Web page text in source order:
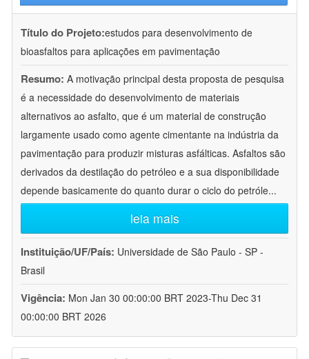
Título do Projeto:estudos para desenvolvimento de
bioasfaltos para aplicações em pavimentação
Resumo: A motivação principal desta proposta de pesquisa
é a necessidade do desenvolvimento de materiais
alternativos ao asfalto, que é um material de construção
largamente usado como agente cimentante na indústria da
pavimentação para produzir misturas asfálticas. Asfaltos são
derivados da destilação do petróleo e a sua disponibilidade
depende basicamente do quanto durar o ciclo do petróle...
leia mais
Instituição/UF/País: Universidade de São Paulo - SP -
Brasil
Vigência: Mon Jan 30 00:00:00 BRT 2023-Thu Dec 31
00:00:00 BRT 2026